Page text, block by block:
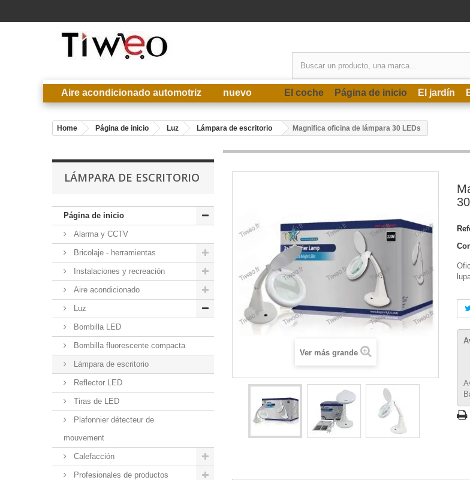
Aire acondicionado automotriz nuevo El coche Página de inicio El jardín
Home Página de inicio Luz Lámpara de escritorio Magnifica oficina de lámpara 30 LEDs
LÁMPARA DE ESCRITORIO
Página de inicio
Alarma y CCTV
Bricolaje - herramientas
Instalaciones y recreación
Aire acondicionado
Luz
Bombilla LED
Bombilla fluorescente compacta
Lámpara de escritorio
Reflector LED
Tiras de LED
Plafonnier détecteur de
mouvement
Calefacción
Profesionales de productos
Ver más grande